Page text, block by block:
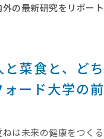
の最新研究をリポー
と菜食と、ど
ード大学の
は未来の健康をつく